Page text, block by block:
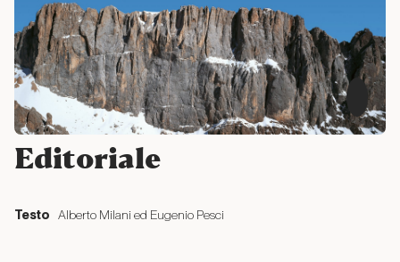
Sommario
Editoriale
Editoriale
Editoriale
Testo Alberto Milani ed Eugenio Pesci